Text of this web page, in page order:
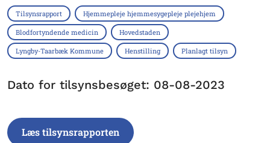
Tilsynsrapport Hjemmepleje hjemmesygepleje plejehjem
Blodfortyndende medicin Hovedstaden
Lyngby-Taarbæk Kommune Henstilling Planlagt tilsyn
Dato for tilsynsbesøget: 08-08-2023
Læs tilsynsrapporten